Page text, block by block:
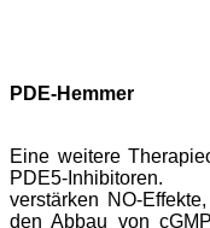
PDE-Hemmer
Eine weitere
PDE5-
verstärken NO-
den Abbau von